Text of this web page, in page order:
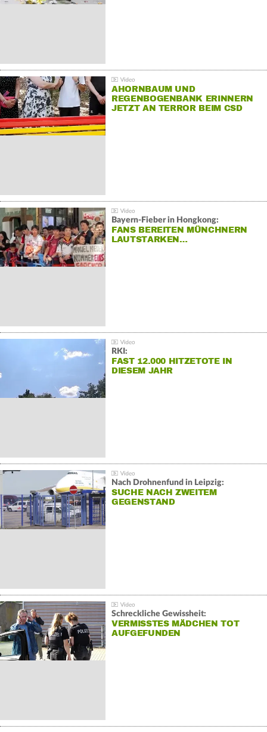
AHORNBAUM UND
REGENBOGENBANK ERINNERN
JETZT AN TERROR BEIM CSD
Bayern-Fieber in Hongkong:
FANS BEREITEN MÜNCHNERN
LAUTSTARKEN…
RKI:
FAST 12.000 HITZETOTE IN
DIESEM JAHR
Nach Drohnenfund in Leipzig:
SUCHE NACH ZWEITEM
GEGENSTAND
Schreckliche Gewissheit:
VERMISSTES MÄDCHEN TOT
AUFGEFUNDEN